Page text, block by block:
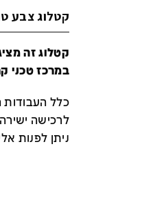
קטלוג צבע טרי
במרכז טכני
כלל העבודות
לרכישה ישירה
ניתן לפנות